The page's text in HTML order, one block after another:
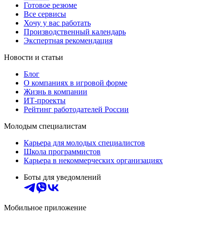
Готовое резюме
Все сервисы
Хочу у вас работать
Производственный календарь
Экспертная рекомендация
Новости и статьи
Блог
О компаниях в игровой форме
Жизнь в компании
ИТ-проекты
Рейтинг работодателей России
Молодым специалистам
Карьера для молодых специалистов
Школа программистов
Карьера в некоммерческих организациях
Боты для уведомлений
Мобильное приложение